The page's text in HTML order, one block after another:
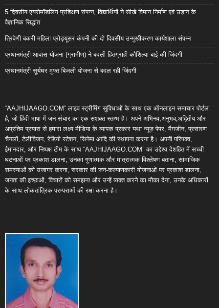
5 दिवसीय एयरोमॉडलिंग प्रशिक्षण संपन्न, विद्यार्थियों ने सीखे विमान निर्माण एवं उड़ान के
वैज्ञानिक सिद्धांत
त्रिवेणी बकरी महिला प्रोड्यूसर कंपनी की दो दिवसीय उन्मुखीकरण कार्यशाला संपन्न
प्रधानमंत्री आवास योजना (ग्रामीण) ने बदली हितग्राही कौशिल्या बाई की जिंदगी
प्रधानमंत्री सूर्यघर मुफ्त बिजली योजना से बदल रही जिंदगी
“AAJHIJAAGO.COM” लाइव स्ट्रीमिंग सुविधाओं के साथ एक ऑनलाइन समाचार पोर्टल
है, जो हिंदी भाषा में जन-संचार का एक सशक्त स्तम्भ है। अपने अभिनव,अनुभव,अद्वितीय और
अप्रतिम प्रयास से हमारा लक्ष्य मीडिया के व्यापक प्रकार यथा न्यूज़ पेपर, मैगजीन, प्रसारण
चैनलों, टेलीविजन, रेडियो स्टेशन, सिनेमा आदि की स्थापना करना है। अपनी परिपक्व,
ईमानदार, और निष्पक्ष टीम के साथ “AAJHIJAAGO.COM” का उद्देश्य देशहित में सच्ची
घटनाओं पर प्रकाश डालना, उनका गुणात्मक और मात्रात्मक विश्लेषण बताना, सामाजिक
समस्याओं को उजागर करना, सरकार की जन-कल्याणकारी योजनाओं पर प्रकाश डालना,
जनता की इच्छाओं, विचारों को समझना और उन्हें व्यक्त करने का मौका देना, उनके अधिकारों
के साथ लोकतांत्रिक परम्पराओं की रक्षा करना है।